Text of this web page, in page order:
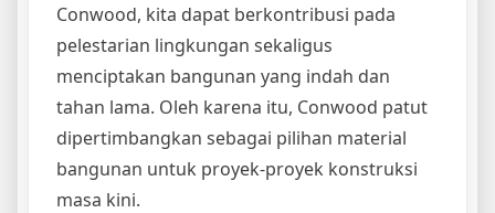
Conwood, kita dapat berkontribusi pada
pelestarian lingkungan sekaligus
menciptakan bangunan yang indah dan
tahan lama. Oleh karena itu, Conwood patut
dipertimbangkan sebagai pilihan material
bangunan untuk proyek-proyek konstruksi
masa kini.